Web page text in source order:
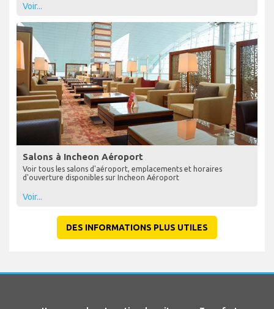
Voir...
Salons à Incheon Aéroport
Voir tous les salons d'aéroport, emplacements et horaires
d'ouverture disponibles sur Incheon Aéroport
Voir...
DES INFORMATIONS PLUS UTILES